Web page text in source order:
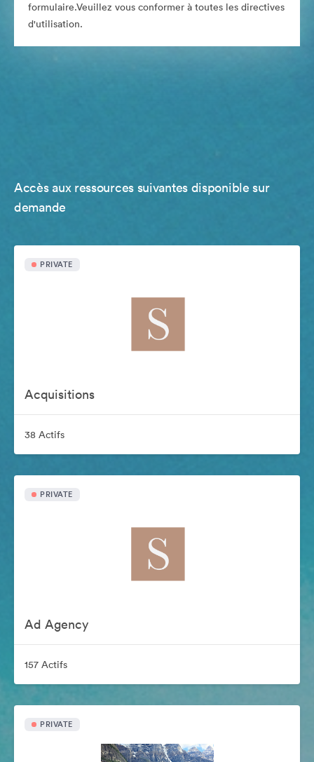
formulaire.Veuillez vous conformer à toutes les directives
d'utilisation.
Accès aux ressources suivantes disponible sur
demande
PRIVATE
Acquisitions
38 Actifs
PRIVATE
Ad Agency
157 Actifs
PRIVATE